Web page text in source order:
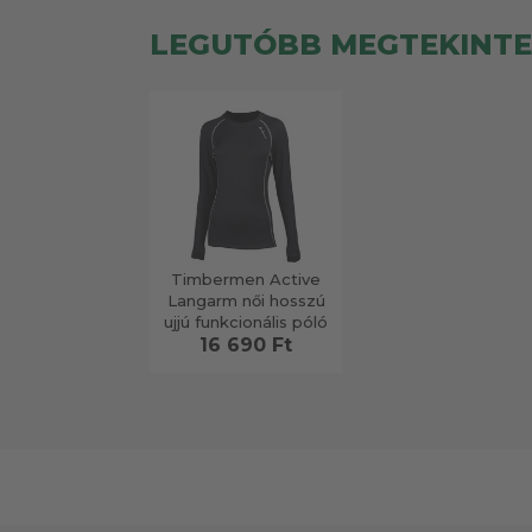
LEGUTÓBB
Timbermen Active
Langarm női hosszú
ujjú funkcionális póló
16 690 Ft